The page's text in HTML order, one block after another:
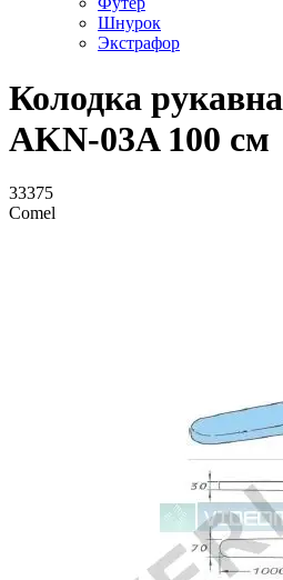
Шнурок
Экстрафор
Колодка
AKN-03A 100 см
33375
Comel